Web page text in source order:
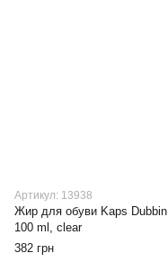
Артикул: 13938
Жир для обуви Kaps Dubbin
100 ml, clear
382 грн